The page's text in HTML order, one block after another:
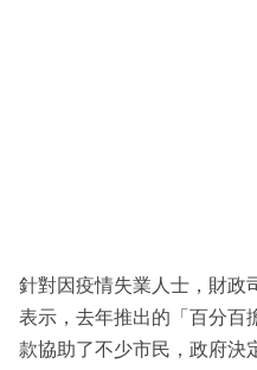
針對因疫情失業人士，財政
表示，去年推出的「百分百
款協助了不少市民，政府決